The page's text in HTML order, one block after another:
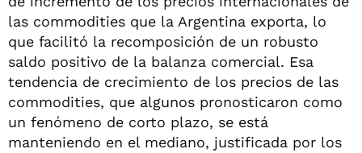
las commodities que la Argentina exporta, lo
que facilitó la recomposición de un robusto
saldo positivo de la balanza comercial. Esa
tendencia de crecimiento de los precios de las
commodities, que algunos pronosticaron como
un fenómeno de corto plazo, se está
manteniendo en el mediano, justificada por los